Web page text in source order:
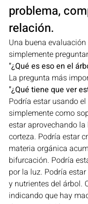
problema,
relación.
Una buena
simplemente
"¿Qué es eso en el
La pregunta más
"¿Qué tiene que ver
Podría estar usando
simplemente como
estar aprovechando
corteza. Podría estar
materia orgánica
bifurcación. Podría
por la luz. Podría
y nutrientes del árbol.
indicando que hay